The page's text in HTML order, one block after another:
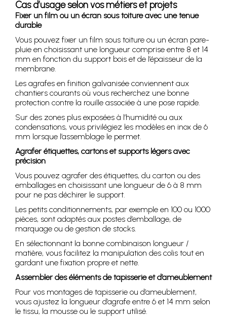
Cas d’usage selon vos métiers et projets
Fixer un film ou un écran sous toiture avec une tenue
durable
Vous pouvez fixer un film sous toiture ou un écran pare-
pluie en choisissant une longueur comprise entre 8 et 14
mm en fonction du support bois et de l’épaisseur de la
membrane.
Les agrafes en finition galvanisée conviennent aux
chantiers courants où vous recherchez une bonne
protection contre la rouille associée à une pose rapide.
Sur des zones plus exposées à l’humidité ou aux
condensations, vous privilégiez les modèles en inox de 6
mm lorsque l’assemblage le permet.
Agrafer étiquettes, cartons et supports légers avec
précision
Vous pouvez agrafer des étiquettes, du carton ou des
emballages en choisissant une longueur de 6 à 8 mm
pour ne pas déchirer le support.
Les petits conditionnements, par exemple en 100 ou 1000
pièces, sont adaptés aux postes d’emballage, de
marquage ou de gestion de stocks.
En sélectionnant la bonne combinaison longueur /
matière, vous facilitez la manipulation des colis tout en
gardant une fixation propre et nette.
Assembler des éléments de tapisserie et d’ameublement
Pour vos montages de tapisserie ou d’ameublement,
vous ajustez la longueur d’agrafe entre 6 et 14 mm selon
le tissu, la mousse ou le support utilisé.